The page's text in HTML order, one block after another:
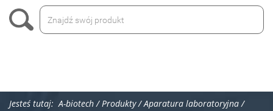
Jesteś tutaj:A-biotech/Produkty/Aparatura laboratoryjna/